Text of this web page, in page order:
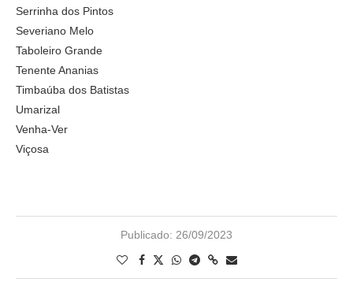
Serrinha dos Pintos
Severiano Melo
Taboleiro Grande
Tenente Ananias
Timbaúba dos Batistas
Umarizal
Venha-Ver
Viçosa
Publicado: 26/09/2023